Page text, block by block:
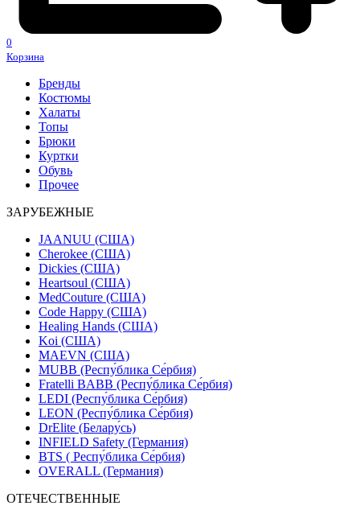
0
Корзина
Бренды
Костюмы
Халаты
Топы
Брюки
Куртки
Обувь
Прочее
ЗАРУБЕЖНЫЕ
JAANUU (США)
Cherokee (США)
Dickies (США)
Heartsoul (США)
MedCouture (США)
Code Happy (США)
Healing Hands (США)
Koi (США)
MAEVN (США)
MUBB (Респу́блика Се́рбия)
Fratelli BABB (Респу́блика Се́рбия)
LEDI (Респу́блика Се́рбия)
LEON (Респу́блика Се́рбия)
DrElite (Белару́сь)
INFIELD Safety (Германия)
BTS ( Респу́блика Се́рбия)
OVERALL (Германия)
ОТЕЧЕСТВЕННЫЕ